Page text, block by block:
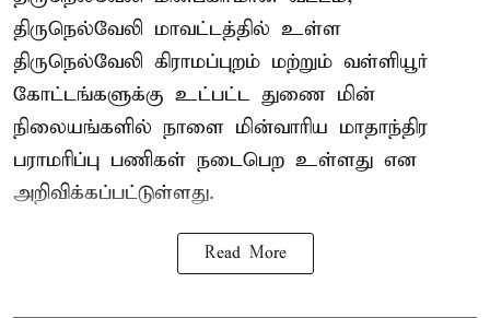
திருநெல்வேலி மாவட்டத்தில் உள்ள
திருநெல்வேலி கிராமப்புறம் மற்றும் வள்ளியூர்
கோட்டங்களுக்கு உட்பட்ட துணை மின்
நிலையங்களில் நாளை மின்வாரிய மாதாந்திர
பராமரிப்பு பணிகள் நடைபெற உள்ளது என
அறிவிக்கப்பட்டுள்ளது.
Read More